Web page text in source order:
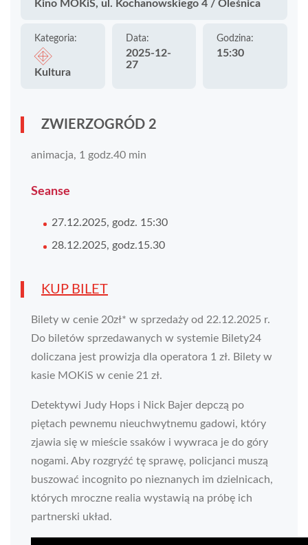
Kino MOKiS, ul. Kochanowskiego 4 / Oleśnica
Kategoria:
Kultura
Data:
2025-12-
27
Godzina:
15:30
ZWIERZOGRÓD 2
animacja, 1 godz.40 min
Seanse
27.12.2025, godz. 15:30
28.12.2025, godz.15.30
KUP BILET
Bilety w cenie 20zł* w sprzedaży od 22.12.2025 r.
Do biletów sprzedawanych w systemie Bilety24
doliczana jest prowizja dla operatora 1 zł. Bilety w
kasie MOKiS w cenie 21 zł.
Detektywi Judy Hops i Nick Bajer depczą po
piętach pewnemu nieuchwytnemu gadowi, który
zjawia się w mieście ssaków i wywraca je do góry
nogami. Aby rozgryźć tę sprawę, policjanci muszą
buszować incognito po nieznanych im dzielnicach,
których mroczne realia wystawią na próbę ich
partnerski układ.